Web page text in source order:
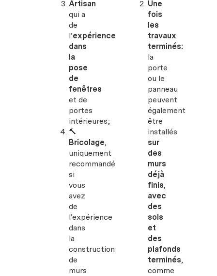
Artisan
qui a
de
l’expérience
dans
la
pose
de
fenêtres
et de
portes
intérieures;
🔨
Bricolage,
uniquement
recommandé
si
vous
avez
de
l’expérience
dans
la
construction
de
murs
Une
fois
les
travaux
terminés:
la
porte
ou le
panneau
peuvent
également
être
installés
sur
des
murs
déjà
finis,
avec
des
sols
et
des
plafonds
terminés,
comme